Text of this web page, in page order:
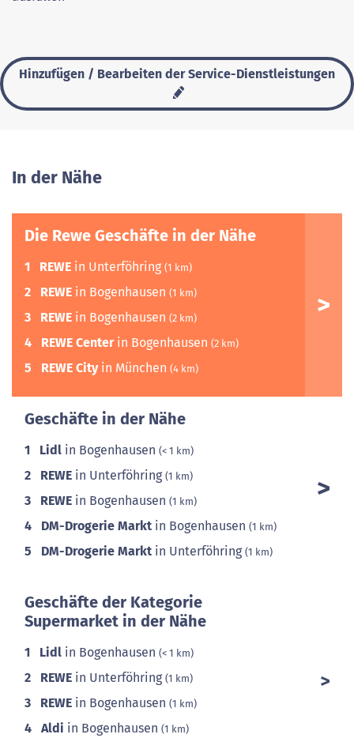
Hinzufügen / Bearbeiten der Service-Dienstleistungen
In der Nähe
Die Rewe Geschäfte in der Nähe
1 REWE in Unterföhring (1 km)
2 REWE in Bogenhausen (1 km)
3 REWE in Bogenhausen (2 km)
4 REWE Centerin Bogenhausen (2 km)
5 REWE Cityin München (4 km)
Geschäfte in der Nähe
1 Lidl in Bogenhausen (< 1 km)
2 REWE in Unterföhring (1 km)
3 REWE in Bogenhausen (1 km)
4 DM-Drogerie Markt in Bogenhausen (1 km)
5 DM-Drogerie Markt in Unterföhring (1 km)
Geschäfte der Kategorie
Supermarket in der Nähe
1 Lidl in Bogenhausen (< 1 km)
2 REWE in Unterföhring (1 km)
3 REWE in Bogenhausen (1 km)
4 Aldi in Bogenhausen (1 km)